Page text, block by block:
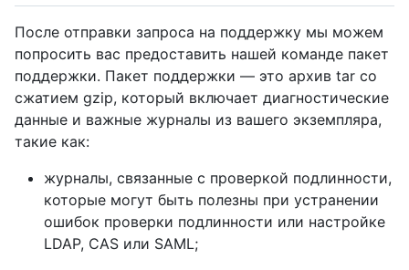
После отправки запроса на поддержку мы можем
попросить вас предоставить нашей команде пакет
поддержки. Пакет поддержки — это архив tar со
сжатием gzip, который включает диагностические
данные и важные журналы из вашего экземпляра,
такие как:
журналы, связанные с проверкой подлинности,
которые могут быть полезны при устранении
ошибок проверки подлинности или настройке
LDAP, CAS или SAML;